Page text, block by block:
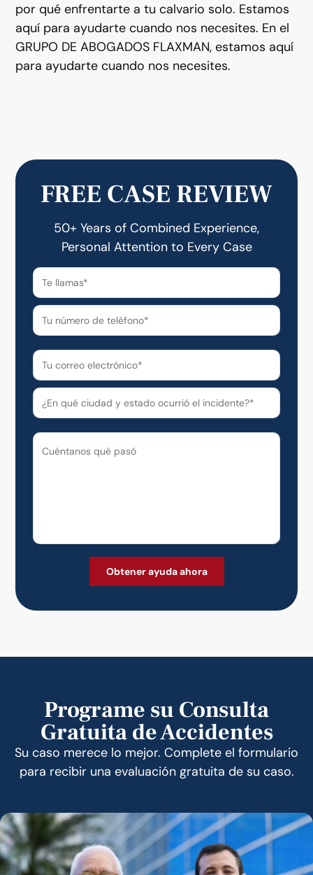
por qué enfrentarte a tu calvario solo. Estamos
aquí para ayudarte cuando nos necesites. En el
GRUPO DE ABOGADOS FLAXMAN, estamos aquí
para ayudarte cuando nos necesites.
FREE CASE REVIEW
50+ Years of Combined Experience,
Personal Attention to Every Case
Programe su Consulta
Gratuita de Accidentes
Su caso merece lo mejor. Complete el formulario
para recibir una evaluación gratuita de su caso.